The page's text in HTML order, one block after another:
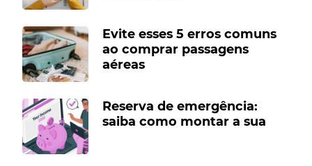
Evite esses 5 erros comuns
ao comprar passagens
aéreas
Reserva de emergência:
saiba como montar a sua